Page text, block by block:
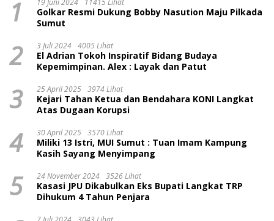
1
Golkar Resmi Dukung Bobby Nasution Maju Pilkada
Sumut
2 3 Juli 2024 4005 Lihat
El Adrian Tokoh Inspiratif Bidang Budaya
Kepemimpinan. Alex : Layak dan Patut
3 25 April 2025 3974 Lihat
Kejari Tahan Ketua dan Bendahara KONI Langkat
Atas Dugaan Korupsi
4 30 April 2025 3570 Lihat
Miliki 13 Istri, MUI Sumut : Tuan Imam Kampung
Kasih Sayang Menyimpang
5 24 November 2024 3526 Lihat
Kasasi JPU Dikabulkan Eks Bupati Langkat TRP
Dihukum 4 Tahun Penjara